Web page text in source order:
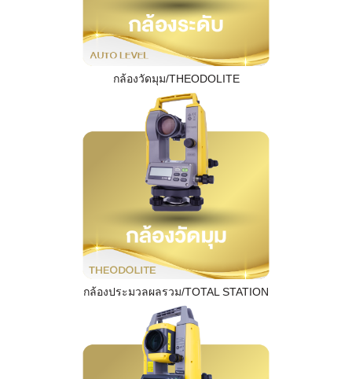
กล้องวัดมุม/THEODOLITE
กล้องประมวลผลรวม/TOTAL STATION